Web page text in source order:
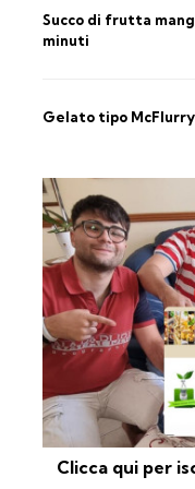
Succo di frutta
minuti
Gelato tipo
Clicca qui per